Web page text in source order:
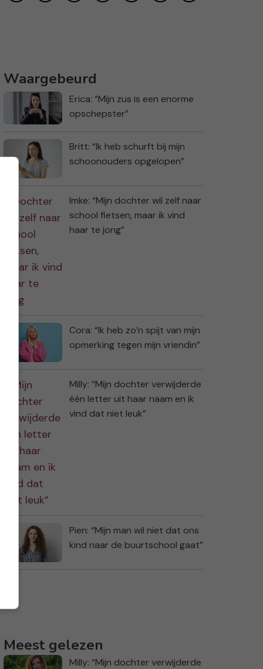
Waargebeurd
Erica: “Mijn zus is een enorme
opschepster”
Britt: “Ik heb schurft bij mijn
schoonouders opgelopen”
Imke: “Mijn dochter wil zelf naar
school fietsen, maar ik vind
haar te jong”
Cora: “Ik heb zo’n spijt van mijn
opmerking tegen mijn vriendin”
Milly: “Mijn dochter verwijderde
één letter uit haar naam en ik
vind dat niet leuk”
Pien: “Mijn man wil niet dat ons
kind naar de buurtschool gaat”
Meest gelezen
Milly: “Mijn dochter verwijderde